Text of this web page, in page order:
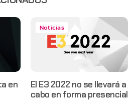
en
Noticias
El E3 2022 no se llevará a
cabo en forma presencial